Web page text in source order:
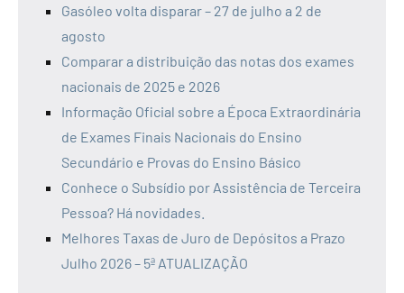
Gasóleo volta disparar – 27 de julho a 2 de
agosto
Comparar a distribuição das notas dos exames
nacionais de 2025 e 2026
Informação Oficial sobre a Época Extraordinária
de Exames Finais Nacionais do Ensino
Secundário e Provas do Ensino Básico
Conhece o Subsídio por Assistência de Terceira
Pessoa? Há novidades.
Melhores Taxas de Juro de Depósitos a Prazo
Julho 2026 – 5ª ATUALIZAÇÃO